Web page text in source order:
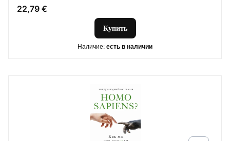
Цена
22,79 €
Купить
Наличие: есть в наличии